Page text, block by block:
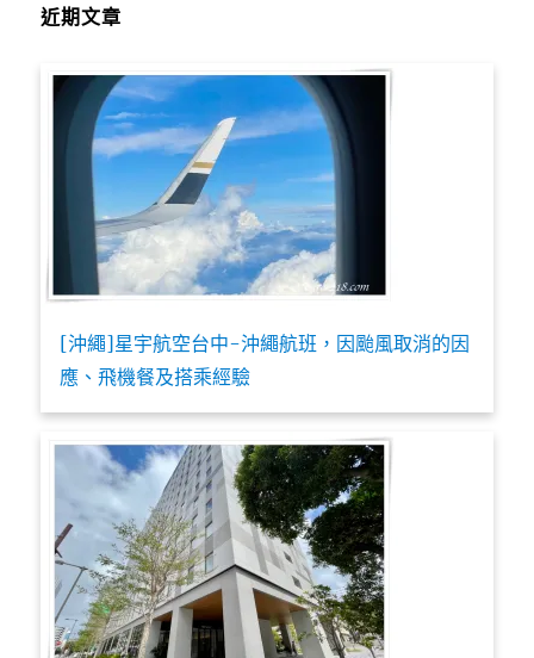
近期文章
[沖繩]星宇航空台中-沖繩航班，因颱風取消的因
應、飛機餐及搭乘經驗